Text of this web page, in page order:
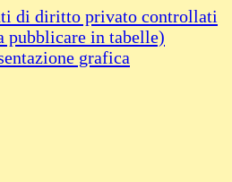
di diritto privato controllati
pubblicare in tabelle)
grafica